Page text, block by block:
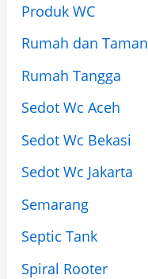
Produk WC
Rumah dan Taman
Rumah Tangga
Sedot Wc Aceh
Sedot Wc Bekasi
Sedot Wc Jakarta
Semarang
Septic Tank
Spiral Rooter